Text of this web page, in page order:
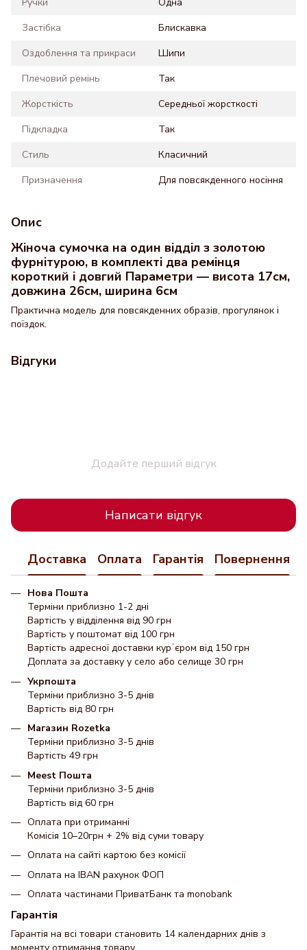
Застібка
Блискавка
Оздоблення та прикраси
Шипи
Плечовий ремінь
Так
Жорсткість
Середньої жорсткості
Підкладка
Так
Стиль
Класичний
Призначення
Для повсякденного носіння
Опис
Жіноча сумочка на один відділ з золотою
фурнітурою, в комплекті два ремінця
короткий і довгий Параметри — висота 17см,
довжина 26см, ширина 6см
Практична модель для повсякденних образів, прогулянок і
поїздок.
Відгуки
Додайте перший відгук
Написати відгук
Доставка Оплата Гарантія Повернення
Нова Пошта
Терміни приблизно 1-2 дні
Вартість у відділення від 90 грн
Вартість у поштомат від 100 грн
Вартість адресної доставки курʼєром від 150 грн
Доплата за доставку у село або селище 30 грн
Укрпошта
Терміни приблизно 3-5 днів
Вартість від 80 грн
Магазин Rozetka
Терміни приблизно 3-5 днів
Вартість 49 грн
Meest Пошта
Терміни приблизно 3-5 днів
Вартість від 60 грн
Оплата при отриманні
Комісія 10–20грн + 2% від суми товару
Оплата на сайті картою без комісії
Оплата на IBAN рахунок ФОП
Оплата частинами ПриватБанк та monobank
Гарантія
Гарантія на всі товари становить 14 календарних днів з
моменту отримання товару.